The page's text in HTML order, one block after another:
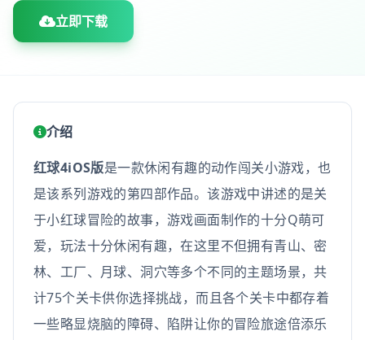
立即下载
介绍
红球4iOS版是一款休闲有趣的动作闯关小游戏，也
是该系列游戏的第四部作品。该游戏中讲述的是关
于小红球冒险的故事，游戏画面制作的十分Q萌可
爱，玩法十分休闲有趣，在这里不但拥有青山、密
林、工厂、月球、洞穴等多个不同的主题场景，共
计75个关卡供你选择挑战，而且各个关卡中都存着
一些略显烧脑的障碍、陷阱让你的冒险旅途倍添乐